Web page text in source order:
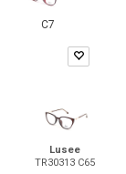
C7
Lusee
TR30313 C65